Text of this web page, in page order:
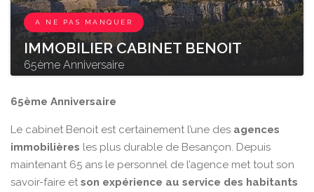
A NE PAS MANQUER
IMMOBILIER CABINET BENOIT
65ème Anniversaire
65ème Anniversaire
Le cabinet Benoit est certainement l’une des agences
immobilières les plus durable de Besançon. Depuis
maintenant 65 ans le personnel de l’agence met tout son
savoir-faire et son expérience au service des habitants